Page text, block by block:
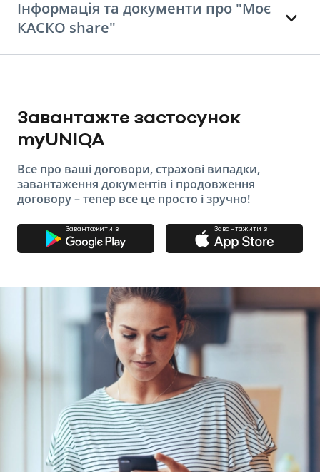
Інформація та документи про "Моє
КАСКО share"
Завантажте застосунок
myUNIQA
Все про ваші договори, страхові випадки,
завантаження документів і продовження
договору – тепер все це просто і зручно!
Завантажити з Завантажити з